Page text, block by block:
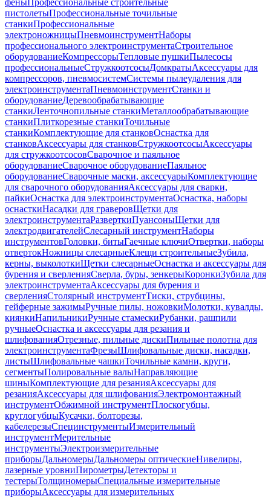
феныПрофессиональные строительные
пистолетыПрофессиональные точильные
станкиПрофессиональные
электроножницыПневмоинструментНаборы
профессионального электроинструментаСтроительное
оборудованиеКомпрессорыТепловые пушкиПылесосы
профессиональныеСтружкоотсосыДомкратыАксессуары для
компрессоров, пневмосистемСистемы пылеудаления для
электроинструментаПневмоинструментСтанки и
оборудованиеДеревообрабатывающие
станкиЛенточнопильные станкиМеталлообрабатывающие
станкиПлиткорезные станкиТочильные
станкиКомплектующие для станковОснастка для
станковАксессуары для станковСтружкоотсосыАксессуары
для стружкоотсосовСварочное и паяльное
оборудованиеСварочное оборудованиеПаяльное
оборудованиеСварочные маски, аксессуарыКомплектующие
для сварочного оборудованияАксессуары для сварки,
пайкиОснастка для электроинструментаОснастка, наборы
оснасткиНасадки для граверовЩетки для
электроинструментаРазверткиПуансоныЩетки для
электродвигателейСлесарный инструментНаборы
инструментовГоловки, битыГаечные ключиОтвертки, наборы
отвертокНожницы слесарныеКлещи строительныеЗубила,
керны, выколоткиЩетки слесарныеОснастка и аксессуары для
бурения и сверленияСверла, буры, зенкерыКоронкиЗубила для
электроинструментаАксессуары для бурения и
сверленияСтолярный инструментТиски, струбцины,
гейферные зажимыРучные пилы, ножовкиМолотки, кувалды,
киянкиНапильникиРучные стамескиРубанки, рашпили
ручныеОснастка и аксессуары для резания и
шлифованияОтрезные, пильные дискиПильные полотна для
электроинструментаФрезыШлифовальные диски, насадки,
листыШлифовальные чашкиТочильные камни, круги,
сегментыПолировальные валыНаправляющие
шиныКомплектующие для резанияАксессуары для
резанияАксессуары для шлифованияЭлектромонтажный
инструментОбжимной инструментПлоскогубцы,
круглогубцыКусачки, болторезы,
кабелерезыСпецинструментыИзмерительный
инструментМерительные
инструментыЭлектроизмерительные
приборыДальномерыДальномеры оптическиеНивелиры,
лазерные уровниПирометрыДетекторы и
тестерыТолщиномерыСпециальные измерительные
приборыАксессуары для измерительных